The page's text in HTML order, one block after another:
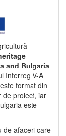
and Bulgaria
Interreg V-A
format din
de proiect, iar
este
de afaceri care